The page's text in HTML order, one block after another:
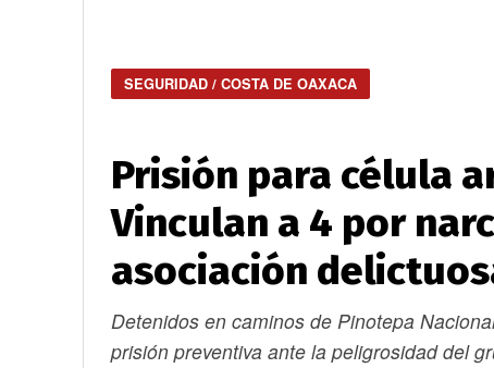
SEGURIDAD / COSTA DE OAXACA
Prisión para célula
Vinculan a 4 por
asociación
Detenidos en caminos de Pinotepa
prisión preventiva ante la peligrosidad del